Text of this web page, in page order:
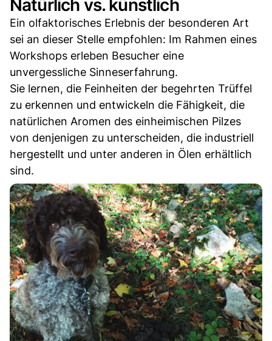
Natürlich vs. künstlich
Ein olfaktorisches Erlebnis der besonderen Art
sei an dieser Stelle empfohlen: Im Rahmen eines
Workshops erleben Besucher eine
unvergessliche Sinneserfahrung.
Sie lernen, die Feinheiten der begehrten Trüffel
zu erkennen und entwickeln die Fähigkeit, die
natürlichen Aromen des einheimischen Pilzes
von denjenigen zu unterscheiden, die industriell
hergestellt und unter anderen in Ölen erhältlich
sind.